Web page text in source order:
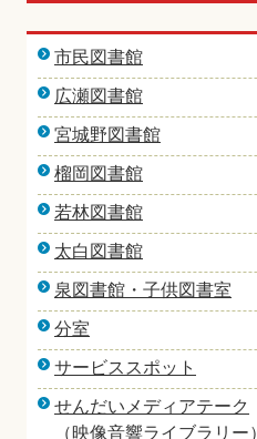
市民図書館
広瀬図書館
宮城野図書館
榴岡図書館
若林図書館
太白図書館
泉図書館・子供図書室
分室
サービススポット
せんだいメディアテーク
（映像音響ライブラリー）